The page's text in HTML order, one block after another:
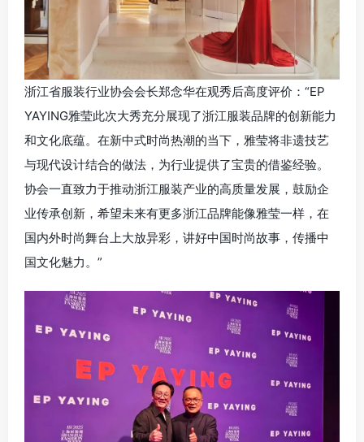
浙江省服装行业协会会长郑念华在观秀后高度评价：“EP
YAYING雅莹此次大秀充分展现了浙江服装品牌的创新能力
和文化底蕴。在新中式时尚热潮的当下，雅莹将非遗技艺
与现代设计结合的做法，为行业提供了宝贵的借鉴经验。
协会一直致力于推动浙江服装产业的高质量发展，鼓励企
业传承创新，希望未来有更多浙江品牌能像雅莹一样，在
国内外时尚舞台上大放异彩，讲好中国时尚故事，传播中
国文化魅力。”